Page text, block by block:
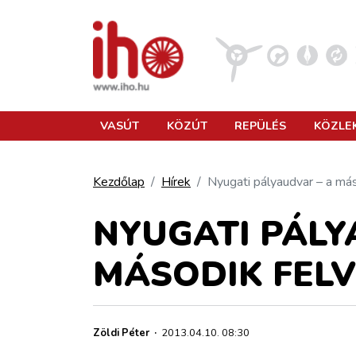
KÖZLEKEDÉSFEJLESZTÉS
ELLÁTÁSI LÁNC
VASÚT KÖZÚT REPÜLÉS
Kezdőlap Hírek Nyugati pályaudvar – a
NYUGATI
MÁSODIK
Zöldi Péter · 2013.04.10. 08:30